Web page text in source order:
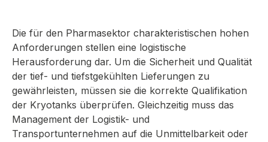
Die für den Pharmasektor charakteristischen hohen
Anforderungen stellen eine logistische
Herausforderung dar. Um die Sicherheit und Qualität
der tief- und tiefstgekühlten Lieferungen zu
gewährleisten, müssen sie die korrekte Qualifikation
der Kryotanks überprüfen. Gleichzeitig muss das
Management der Logistik- und
Transportunternehmen auf die Unmittelbarkeit oder